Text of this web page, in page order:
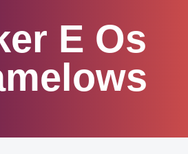
E Os